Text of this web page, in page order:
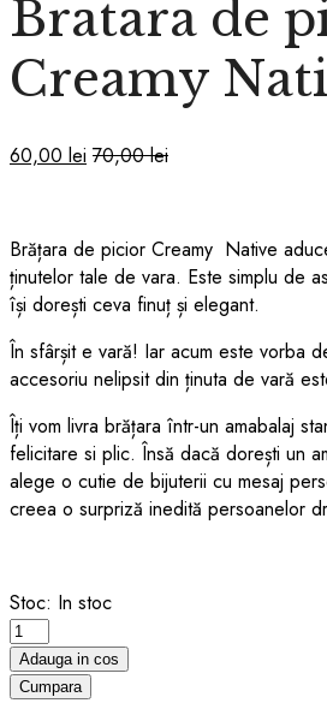
Bratara de
Creamy
60,00 lei 70,00lei
Brățara de picior Creamy Native
ținutelor tale de vara. Este simplu de
își dorești ceva finuț și elegant.
În sfârșit e vară! Iar acum este vorba
accesoriu nelipsit din ținuta de vară
Îți vom livra brățara într-un amabalaj
felicitare si plic. Însă dacă dorești un
alege o cutie de bijuterii cu mesaj
creea o surpriză inedită persoanelor
Stoc: In stoc
Bratara
de
picior
Adauga in cos
Cumpara